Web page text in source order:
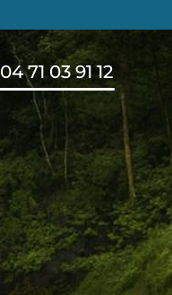
04 71 03 91 12 FR